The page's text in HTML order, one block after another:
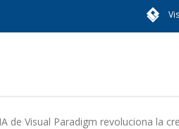
de Visual Paradigm revoluciona la